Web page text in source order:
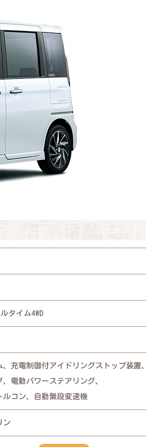
タイム4WD
充電制御付アイドリングストップ装置、
電動パワーステアリング、
ルコン、自動無段変速機
ン